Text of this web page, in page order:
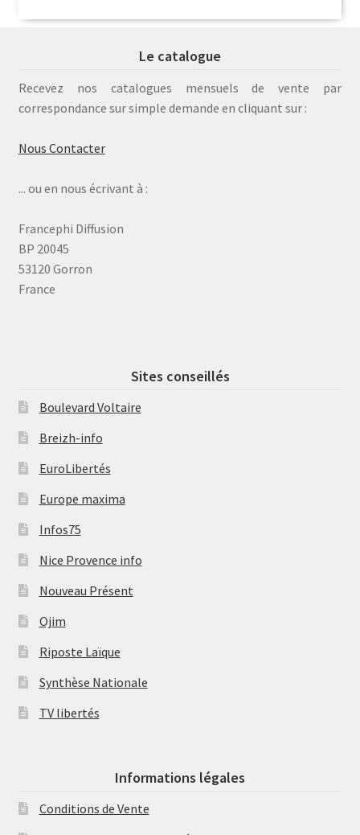
Le catalogue
Recevez nos catalogues mensuels de vente par
correspondance sur simple demande en cliquant sur :
Nous Contacter
... ou en nous écrivant à :
Francephi Diffusion
BP 20045
53120 Gorron
France
Sites conseillés
Boulevard Voltaire
Breizh-info
EuroLibertés
Europe maxima
Infos75
Nice Provence info
Nouveau Présent
Ojim
Riposte Laïque
Synthèse Nationale
TV libertés
Informations légales
Conditions de Vente